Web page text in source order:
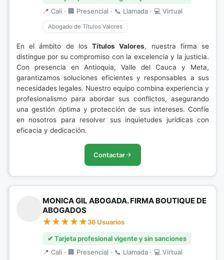
📍 Cali · 🏢 Presencial · 📞 Llamada · 💻 Virtual
Abogado de Títulos Valores
En el ámbito de losTítulos Valores, nuestra firma se
distingue por su compromiso con la excelencia y la justicia.
Con presencia en Antioquia, Valle del Cauca y Meta,
garantizamos soluciones eficientes y responsables a sus
necesidades legales. Nuestro equipo combina experiencia y
profesionalismo para abordar sus conflictos, asegurando
una gestión óptima y protección de sus intereses. Confíe
en nosotros para resolver sus inquietudes jurídicas con
eficacia y dedicación.
Contactar
MONICA GIL ABOGADA. FIRMA BOUTIQUE DE
ABOGADOS
36 Usuarios
✔ Tarjeta profesional vigente y sin sanciones
📍 Cali · 🏢 Presencial · 📞 Llamada · 💻 Virtual